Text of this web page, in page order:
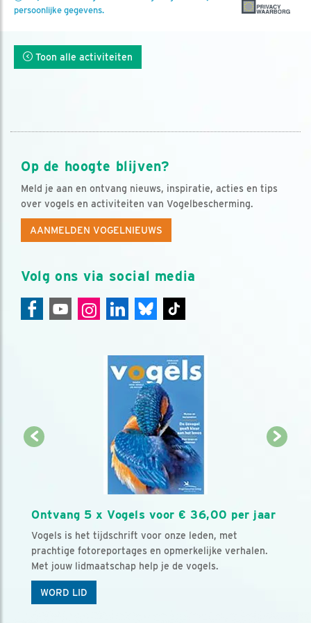
persoonlijke gegevens.
Toon alle activiteiten
Op de hoogte blijven?
Meld je aan en ontvang nieuws, inspiratie, acties en tips
over vogels en activiteiten van Vogelbescherming.
AANMELDEN VOGELNIEUWS
Volg ons via social media
Ontvang 5 x Vogels voor € 36,00 per jaar
Vogels is het tijdschrift voor onze leden, met
prachtige fotoreportages en opmerkelijke verhalen.
Met jouw lidmaatschap help je de vogels.
WORD LID